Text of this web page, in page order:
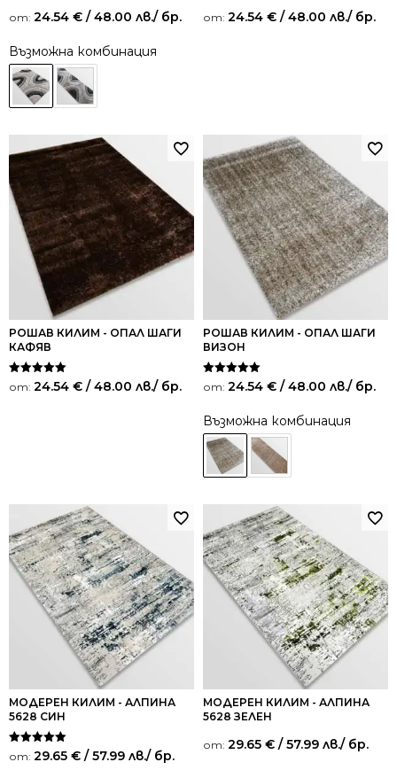
от: 24.54 € / 48.00 лв./ бр.
Възможна комбинация
от: 24.54 € / 48.00 лв./ бр.
РОШАВ КИЛИМ - ОПАЛ ШАГИ
КАФЯВ
Оценено на
5.00
от: 24.54 € / 48.00 лв./ бр.
РОШАВ КИЛИМ - ОПАЛ ШАГИ
ВИЗОН
Оценено на
5.00
от: 24.54 € / 48.00 лв./ бр.
Възможна комбинация
МОДЕРЕН КИЛИМ - АЛПИНА
5628 СИН
Оценено на
5.00
от: 29.65 € / 57.99 лв./ бр.
МОДЕРЕН КИЛИМ - АЛПИНА
5628 ЗЕЛЕН
от: 29.65 € / 57.99 лв./ бр.